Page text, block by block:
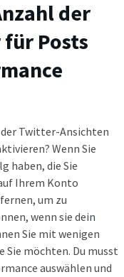
der
Posts
Twitter-Ansichten
Wenn Sie
haben, die Sie
Ihrem Konto
um zu
wenn sie dein
Sie mit wenigen
Sie möchten. Du musst
auswählen und